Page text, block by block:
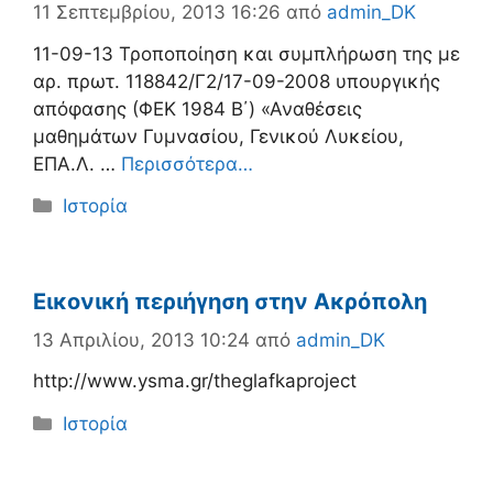
11 Σεπτεμβρίου, 2013 16:26 από admin_DK
11-09-13 Τροποποίηση και συμπλήρωση της με
αρ. πρωτ. 118842/Γ2/17-09-2008 υπουργικής
απόφασης (ΦΕΚ 1984 Β΄) «Αναθέσεις
μαθημάτων Γυμνασίου, Γενικού Λυκείου,
ΕΠΑ.Λ. … Περισσότερα…
Κατηγορίες
Ιστορία
Εικονική περιήγηση στην Ακρόπολη
13 Απριλίου, 2013 10:24 από admin_DK
http://www.ysma.gr/theglafkaproject
Κατηγορίες
Ιστορία